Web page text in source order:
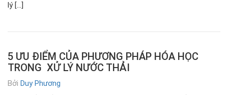
lý […]
5 ƯU ĐIỂM CỦA PHƯƠNG PHÁP HÓA HỌC
TRONG XỬ LÝ NƯỚC THẢI
Bởi Duy Phương